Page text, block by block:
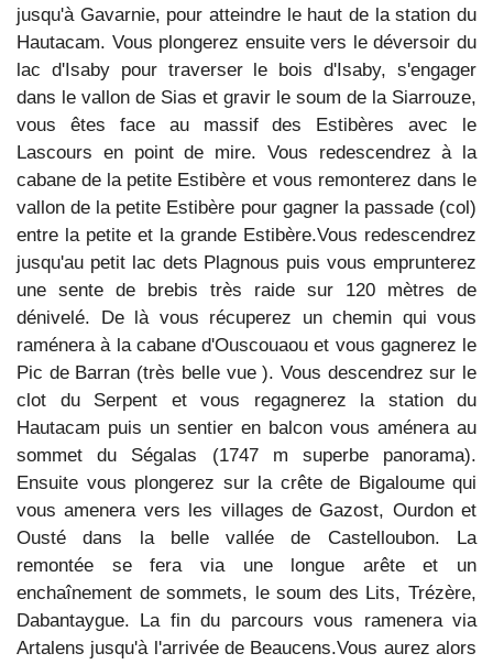
jusqu'à Gavarnie, pour atteindre le haut de la station du
Hautacam. Vous plongerez ensuite vers le déversoir du
lac d'Isaby pour traverser le bois d'Isaby, s'engager
dans le vallon de Sias et gravir le soum de la Siarrouze,
vous êtes face au massif des Estibères avec le
Lascours en point de mire. Vous redescendrez à la
cabane de la petite Estibère et vous remonterez dans le
vallon de la petite Estibère pour gagner la passade (col)
entre la petite et la grande Estibère.Vous redescendrez
jusqu'au petit lac dets Plagnous puis vous emprunterez
une sente de brebis très raide sur 120 mètres de
dénivelé. De là vous récuperez un chemin qui vous
raménera à la cabane d'Ouscouaou et vous gagnerez le
Pic de Barran (très belle vue ). Vous descendrez sur le
clot du Serpent et vous regagnerez la station du
Hautacam puis un sentier en balcon vous aménera au
sommet du Ségalas (1747 m superbe panorama).
Ensuite vous plongerez sur la crête de Bigaloume qui
vous amenera vers les villages de Gazost, Ourdon et
Ousté dans la belle vallée de Castelloubon. La
remontée se fera via une longue arête et un
enchaînement de sommets, le soum des Lits, Trézère,
Dabantaygue. La fin du parcours vous ramenera via
Artalens jusqu'à l'arrivée de Beaucens.Vous aurez alors